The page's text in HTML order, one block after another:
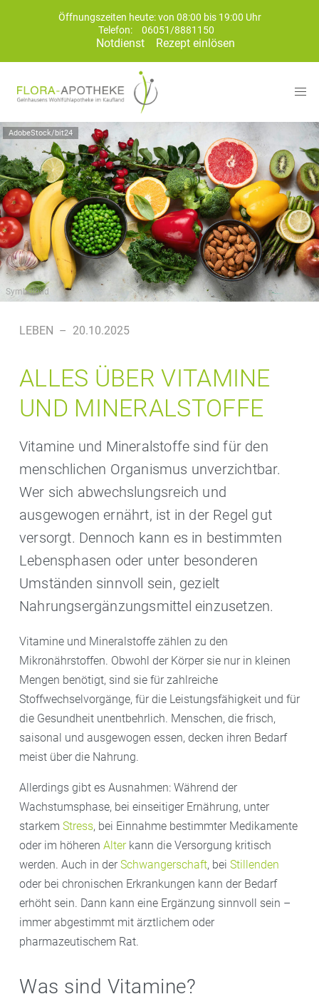
Öffnungszeiten heute: von 08:00 bis 19:00 Uhr
Telefon:
06051/8881150
Notdienst Rezept einlösen
AdobeStock/bit24
Symbolbild
LEBEN – 20.10.2025
ALLES ÜBER VITAMINE
UND MINERALSTOFFE
Vitamine und Mineralstoffe sind für den
menschlichen Organismus unverzichtbar.
Wer sich abwechslungsreich und
ausgewogen ernährt, ist in der Regel gut
versorgt. Dennoch kann es in bestimmten
Lebensphasen oder unter besonderen
Umständen sinnvoll sein, gezielt
Nahrungsergänzungsmittel einzusetzen.
Vitamine und Mineralstoffe zählen zu den
Mikronährstoffen. Obwohl der Körper sie nur in kleinen
Mengen benötigt, sind sie für zahlreiche
Stoffwechselvorgänge, für die Leistungsfähigkeit und für
die Gesundheit unentbehrlich. Menschen, die frisch,
saisonal und ausgewogen essen, decken ihren Bedarf
meist über die Nahrung.
Allerdings gibt es Ausnahmen: Während der
Wachstumsphase, bei einseitiger Ernährung, unter
starkem Stress, bei Einnahme bestimmter Medikamente
oder im höheren Alterkann die Versorgung kritisch
werden. Auch in der Schwangerschaft, bei Stillenden
oder bei chronischen Erkrankungen kann der Bedarf
erhöht sein. Dann kann eine Ergänzung sinnvoll sein –
immer abgestimmt mit ärztlichem oder
pharmazeutischem Rat.
Was sind Vitamine?